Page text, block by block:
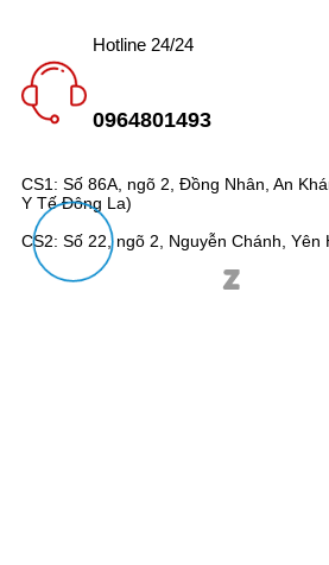
CS1: Số 86A, ngõ 2, Đồng Nhân, An
Y Tế Đông La)
CS2: Số 22, ngõ 2, Nguyễn Chánh, Yên
Hotline 24/24
0964801493